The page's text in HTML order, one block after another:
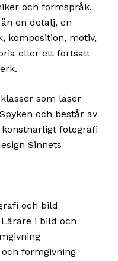
och formspråk.
en detalj, en
komposition, motiv,
eller ett fortsatt
som läser
och består av
fotografi
Sinnets
och bild
i bild och
formgivning